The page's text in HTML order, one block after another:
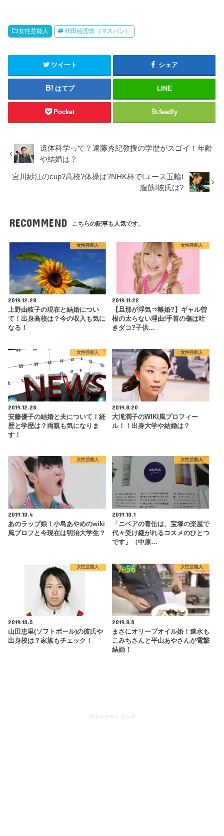
女性芸能人 枡田絵理奈（マスパン）
ツイート シェア
はてブ LINE
Pocket feedly
遺体科学って？遠藤秀紀教授の学歴がスゴイ！年齢
や結婚は？
宮川紗江のcup?高校?体操は?NHK杯で!ユース五輪!
腹筋!彼氏は?
RECOMMEND こちらの記事も人気です。
女性芸能人
2019.12.28
上野由岐子の現在と結婚につい
て！出身高校は？今の収入も気に
なる！
女性芸能人
2019.11.22
【旦那が浮気⇒離婚?】ギャル曽
根の太らない理由!手首の傷は吐
きダコ?子供…
女性芸能人
2019.12.28
安藤優子の結婚と夫について！経
歴と学歴は？両親も気になりま
す！
女性芸能人
2019.8.20
大滝潤子のWIKI風プロフィー
ル！！出身大学や結婚は？
女性芸能人
2019.10.4
あのラップ娘！小島あやめのwiki
風プロフと今現在は明治大学生？
女性芸能人
2019.10.1
「ニベアの青缶は、宝塚の楽屋で
代々受け継がれるコスメのひとつ
です」（中原…
女性芸能人
2019.10.5
山田恵里(ソフトボール)の彼氏や
出身校は？家族もチェック！
女性芸能人
2019.8.8
まさにオリーブオイル婚！速水も
こみちさんと平山あやさんが電撃
結婚！
スポンサード リンク